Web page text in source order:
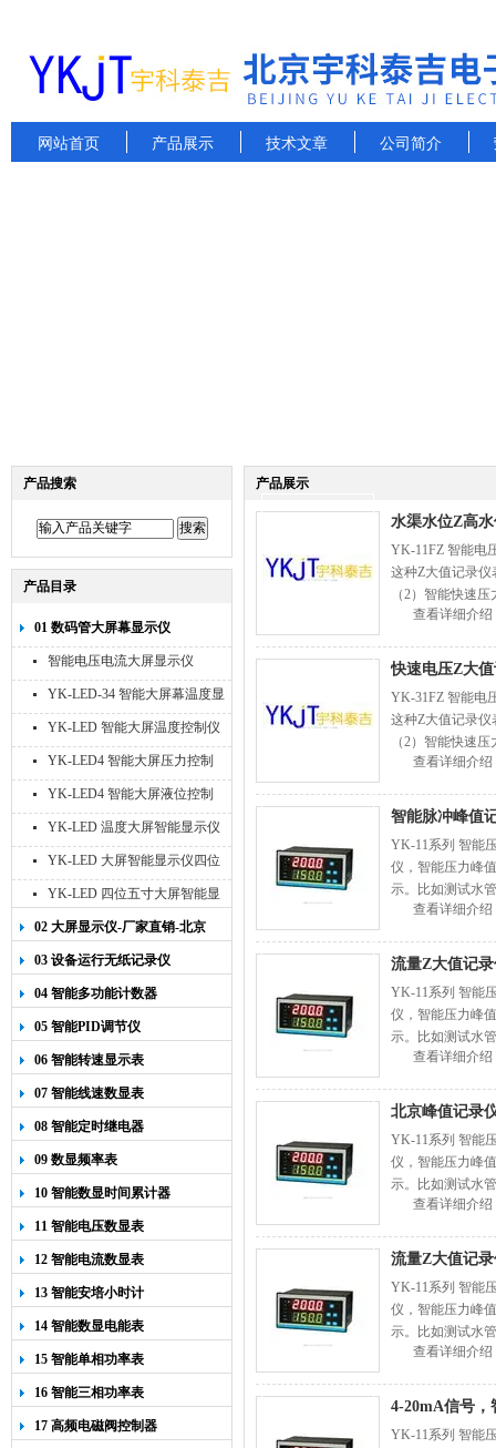
网站首页 产品展示 技术文章 公司简介
产品搜索
产品目录
01 数码管大屏幕显示仪
智能电压电流大屏显示仪
YK-LED-34 智能大屏幕温度显
示仪
YK-LED 智能大屏温度控制仪
YK-LED4 智能大屏压力控制
仪
YK-LED4 智能大屏液位控制
仪
YK-LED 温度大屏智能显示仪
四位十寸
YK-LED 大屏智能显示仪四位
八寸
YK-LED 四位五寸大屏智能显
示仪
02 大屏显示仪-厂家直销-北京
宇科泰吉
03 设备运行无纸记录仪
04 智能多功能计数器
05 智能PID调节仪
06 智能转速显示表
07 智能线速数显表
08 智能定时继电器
09 数显频率表
10 智能数显时间累计器
11 智能电压数显表
12 智能电流数显表
13 智能安培小时计
14 智能数显电能表
15 智能单相功率表
16 智能三相功率表
17 高频电磁阀控制器
产品展示
水渠水位Z高
YK-11FZ 智能电
这种Z大值记录
（2）智能快速
快速流量峰值记
查看详细介绍
快速电压Z大
YK-31FZ 智能电
这种Z大值记录
（2）智能快速
快速流量峰值记
查看详细介绍
智能脉冲峰值
YK-11系列 智能
仪，智能压力峰
示。比如测试水
仪表上排，水管
查看详细介绍
流量Z大值记
YK-11系列 智能
仪，智能压力峰
示。比如测试水
仪表上排，水管
查看详细介绍
北京峰值记录
YK-11系列 智能
仪，智能压力峰
示。比如测试水
仪表上排，水管
查看详细介绍
流量Z大值记
YK-11系列 智能
仪，智能压力峰
示。比如测试水
仪表上排，水管
查看详细介绍
4-20mA信号
YK-11系列 智能